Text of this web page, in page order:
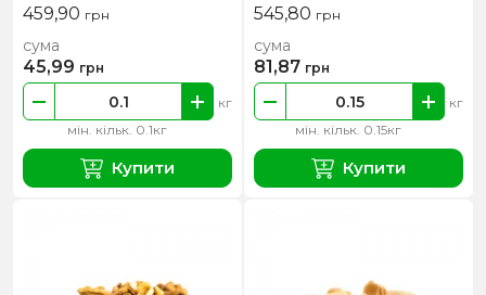
459,90 грн
мін. кільк. 0.1кг
кг
сума
45,99 грн
Купити
545,80 грн
мін. кільк. 0.15кг
кг
сума
81,87 грн
Купити